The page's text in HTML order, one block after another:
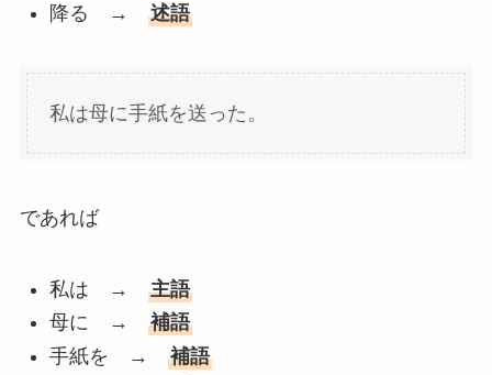
降る → 述語
私は母に手紙を送った。
であれば
私は → 主語
母に → 補語
手紙を → 補語